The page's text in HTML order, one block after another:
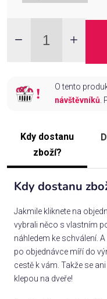
O tento
návštěvníků.
Kdy dostanu
zboží?
Kdy dostanu
Jakmile kliknete na
vybrali něco s vlastním
náhledem ke schválení.
po objednávce míří do
cestě k vám. Takže se
klepou na dveře!